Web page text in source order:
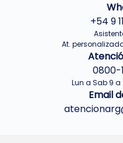
+54 9
At.
0800-
Lun a Sab 9 a
Email